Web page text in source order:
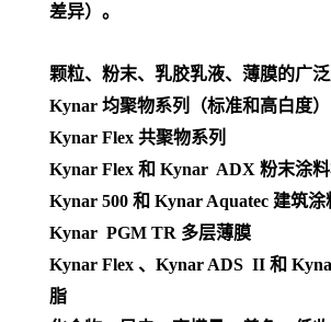
差异）。
颗粒、粉末、乳胶乳液、薄膜的广
Kynar 均聚物系列（标准和高白度）
Kynar Flex 共聚物系列
Kynar Flex 和 Kynar ADX 粉末涂
Kynar 500 和 Kynar Aquatec 建筑涂
Kynar PGM TR 多层薄膜
Kynar Flex 、Kynar ADS II 和
脂